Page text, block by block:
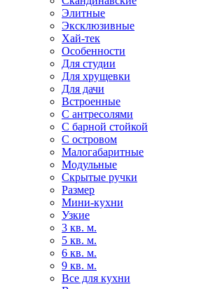
Элитные
Эксклюзивные
Хай-тек
Особенности
Для студии
Для хрущевки
Для дачи
Встроенные
С антресолями
С барной стойкой
С островом
Малогабаритные
Модульные
Скрытые ручки
Размер
Мини-кухни
Узкие
3 кв. м.
5 кв. м.
6 кв. м.
9 кв. м.
Все для кухни